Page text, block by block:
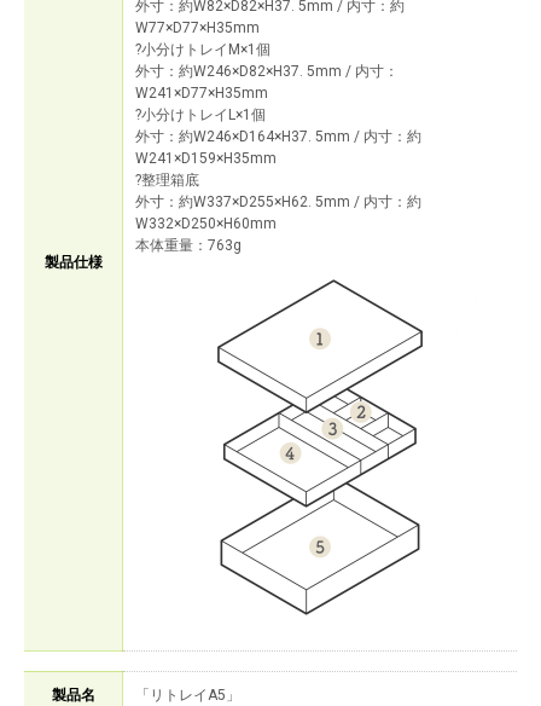
製品仕様
外寸：約W82×D82×H37. 5mm / 内寸：約
W77×D77×H35mm
?小分けトレイM×1個
外寸：約W246×D82×H37. 5mm / 内寸：
W241×D77×H35mm
?小分けトレイL×1個
外寸：約W246×D164×H37. 5mm / 内寸：約
W241×D159×H35mm
?整理箱底
外寸：約W337×D255×H62. 5mm / 内寸：約
W332×D250×H60mm
本体重量：763g
製品名 「リトレイA5」